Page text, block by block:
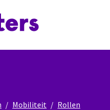
Mobiliteit
Rollen